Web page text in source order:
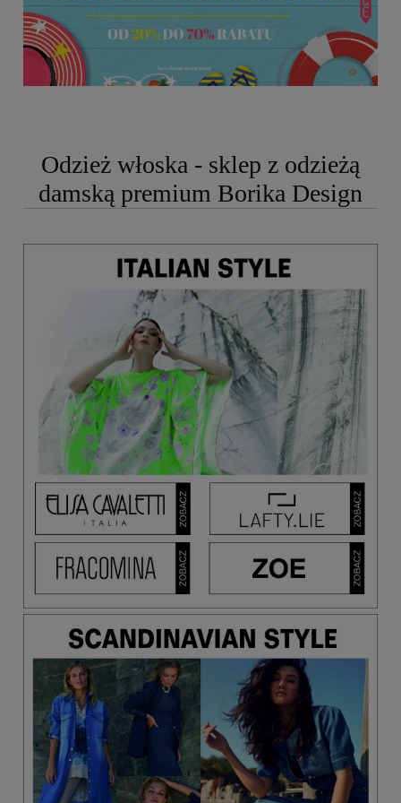
Odzież włoska - sklep z odzieżą
damską premium Borika Design